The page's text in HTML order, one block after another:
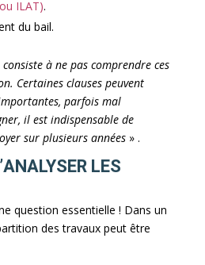
ILAT).
du bail.
à ne pas comprendre ces
Certaines clauses peuvent
parfois mal
il est indispensable de
sur plusieurs années» .
LES
question essentielle ! Dans un
des travaux peut être